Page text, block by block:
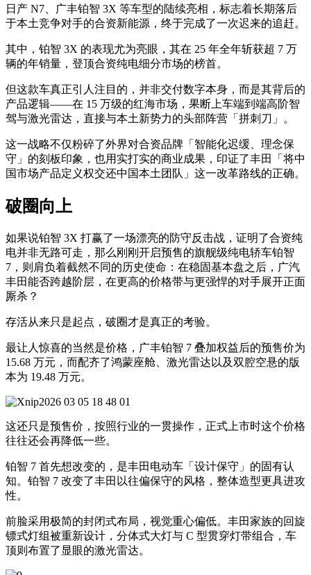
日产 N7、广丰铂智 3X 等车型的陆续亮相，标志着长期落后
于本土竞争对手的合资新能源，终于完成了一次迟来的追赶。
其中，铂智 3X 的表现尤为亮眼，其在 25 年全年斩获超 7 万
辆的年销量，登顶合资纯电细分市场的榜首。
但这款车真正引人注目的，并非交付数字本身，而是其背后的
产品逻辑——在 15 万级的红海市场，果断上车端到端高阶智
驾与激光雷达，直接与本土新势力的头部阵营「拼刺刀」。
这一战略不仅粉碎了外界对合资品牌「智能化迟缓、理念保
守」的刻板印象，也用实打实的商业成果，印证了丰田「将中
国市场产品定义权交还中国本土团队」这一改革路线的正确。
破圈向上
如果说铂智 3X 打赢了一场漂亮的防守反击战，证明了合资纯
电并非无路可走，那么刚刚开启预售的旗舰级纯电轿车铂智
7，则肩负着截然不同的历史使命：在稳固基本盘之后，广汽
丰田能否跨越阶层，在更高的价格带与更强悍的对手展开正面
厮杀？
存活从来只是起点，破圈才是真正的考验。
最让人惊喜的当然是价格，广丰铂智 7 叠加权益后的预售价为
15.68 万元，而配齐了鸿蒙座舱、激光雷达以及双腔空悬的版
本为 19.48 万元。
这还只是预售价，按照行业的一贯操作，正式上市时这个价格
往往还会再降低一些。
铂智 7 首先想改变的，是丰田电动车「设计保守」的固有认
知。铂智 7 改变了丰田以往偏保守的风格，整体造型更具进攻
性。
前脸采用极简的封闭式布局，视觉重心偏低。丰田家族的回旋
镖式灯组被重新设计，分体式大灯与 C 型贯穿灯带组合，车
顶则布置了显眼的激光雷达。